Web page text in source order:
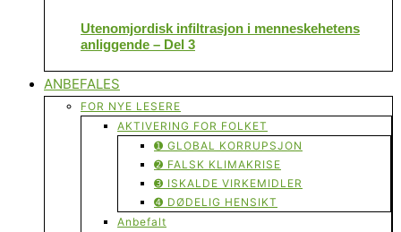
Utenomjordisk infiltrasjon i menneskehetens
anliggende – Del 3
ANBEFALES
FOR NYE LESERE
AKTIVERING FOR FOLKET
➊ GLOBAL KORRUPSJON
➋ FALSK KLIMAKRISE
➌ ISKALDE VIRKEMIDLER
➍ DØDELIG HENSIKT
Anbefalt